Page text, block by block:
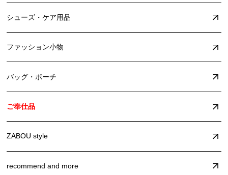
シューズ・ケア用品
ファッション小物
バッグ・ポーチ
ご奉仕品
ZABOU style
recommend and more